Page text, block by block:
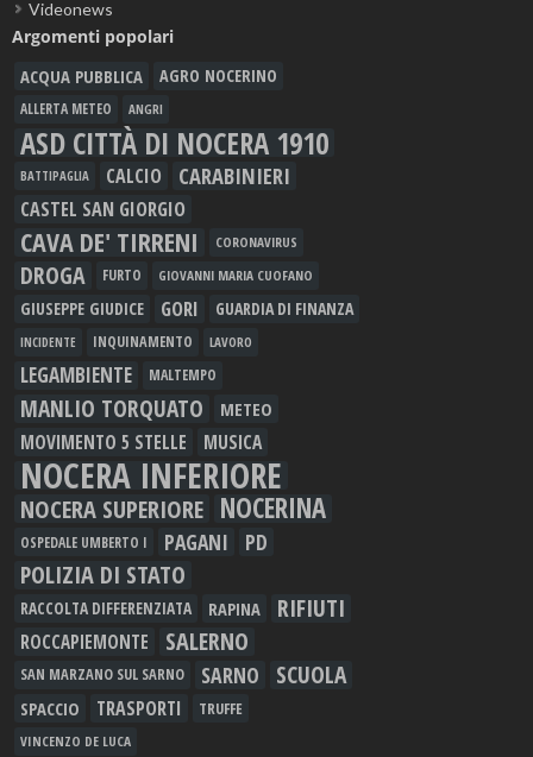
Videonews
Argomenti popolari
ACQUA PUBBLICA AGRO NOCERINO
ALLERTA METEO ANGRI
ASD CITTÀ DI NOCERA 1910
BATTIPAGLIA CALCIO CARABINIERI
CASTEL SAN GIORGIO
CAVA DE' TIRRENI CORONAVIRUS
DROGA FURTO GIOVANNI MARIA CUOFANO
GIUSEPPE GIUDICE GORI GUARDIA DI FINANZA
INCIDENTE INQUINAMENTO LAVORO
LEGAMBIENTE MALTEMPO
MANLIO TORQUATO METEO
MOVIMENTO 5 STELLE MUSICA
NOCERA INFERIORE
NOCERA SUPERIORE NOCERINA
OSPEDALE UMBERTO I PAGANI PD
POLIZIA DI STATO
RACCOLTA DIFFERENZIATA RAPINA RIFIUTI
ROCCAPIEMONTE SALERNO
SAN MARZANO SUL SARNO SARNO SCUOLA
SPACCIO TRASPORTI TRUFFE
VINCENZO DE LUCA